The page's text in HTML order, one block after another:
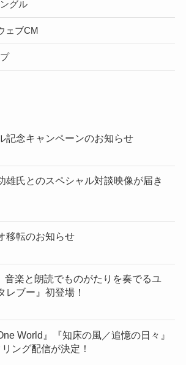
グル
ェブCM
記念キャンペーンのお知らせ
雄氏とのスペシャル対談映像が届き
移転のお知らせ
音楽と朗読でものがたりを奏でるユ
レブー』初登場！
World』『知床の風／追憶の日々』
ング配信が決定！